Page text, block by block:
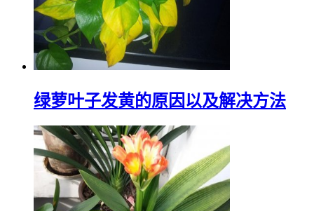
绿萝叶子发黄的原因以及解决方法